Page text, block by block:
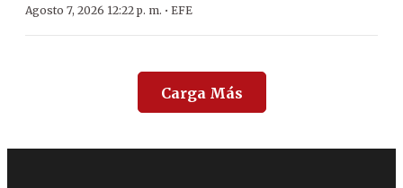
Agosto 7, 2026 12:22 p. m. · EFE
Carga Más